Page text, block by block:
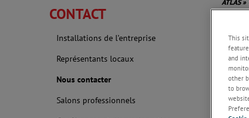
CONTACT
Installations de l’entreprise
Représentants locaux
Nous contacter
Salons professionnels
ATLAS»
This
and
other
to